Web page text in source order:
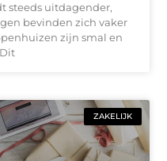
steeds uitdagender,
bevinden zich vaker
zijn smal en
ZAKELIJK